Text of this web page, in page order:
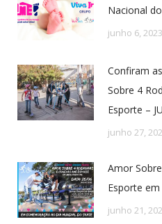
Nacional
junho 6, 2023
Confiram
Sobre 4
Esporte –
junho 27,
Amor
Esporte
junho 21,